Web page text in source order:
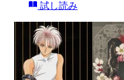
試し読み